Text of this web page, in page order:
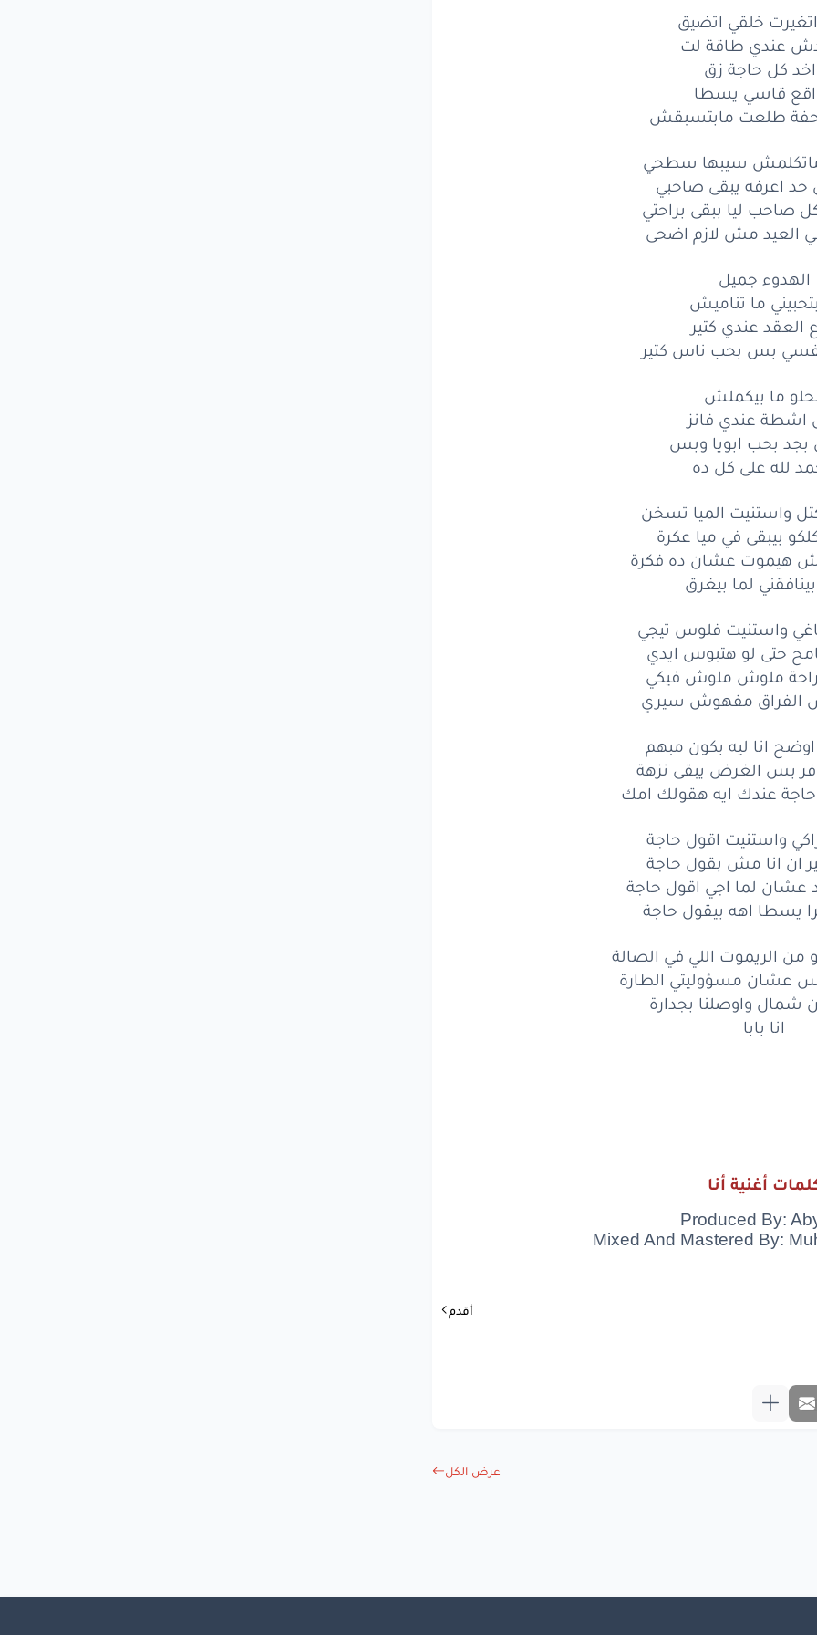
قاسي يسطا
طلعتمابتسبقش
سيبهاسطحي
صاحب ليا ببقى
مشلازم اضحى
الهدوء
جميل
ما تناميش
عنديكتير
بسبحب
ما بيكملش
عنديفانز
بحبابوياوبس
للهعلىكلده
واستنيتالميا
بيبقىفي مياعكرة
هيموتعشانده فكرة
لمابيغرق
واستنيتفلوس
حتىلوهتبوسايدي
ملوشملوش
مفهوشسيري
اناليهبكونمبهم
بس الغرضيبقىنزهة
عندكايههقولك
واستنيت
الريموت
عشانمسؤوليتيالطارة
www.lyrics-
اتغيرت خلقي اتضيق
عندي طاقة لت
كل حاجة زق
قاسي يسطا
طلعت مابتسبقش
ماتكلمش سيبها سطحي
اعرفه يبقى صاحبي
ليا ببقى براحتي
العيد مش لازم اضحى
الهدوء جميل
ما تناميش
العقد عندي كتير
بس بحب ناس كتير
ما بيكملش
عندي فانز
بجد بحب ابويا وبس
لله على كل ده
واستنيت الميا تسخن
بيبقى في ميا عكرة
مش هيموت عشان ده فكرة
لما بيغرق
واستنيت فلوس تيجي
حتى لو هتبوس ايدي
ملوش ملوش فيكي
الفراق مفهوش سيري
اوضح انا ليه بكون مبهم
بس الغرض يبقى نزهة
حاجة عندك ايه هقولك امك
واستنيت اقول حاجة
ان انا مش بقول حاجة
لما اجي اقول حاجة
يسطا اهه بيقول حاجة
الريموت اللي في الصالة
عشان مسؤوليتي الطارة
شمال واوصلنا بجدارة
انا بابا
أغنية أنا
Produced By:
Mixed And Mastered By:
أقدم
عرض الكل